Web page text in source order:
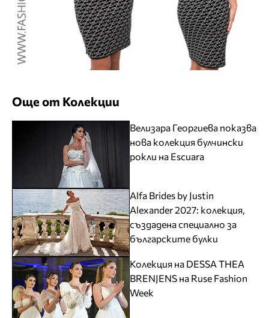
Още от Колекции
Велизара Георгиева показва
нова колекция булчински
рокли на Escuara
Alfa Brides by Justin
Alexander 2027: колекция,
създадена специално за
българските булки
Колекция на DESSA THEA
BRENJENS на Ruse Fashion
Week